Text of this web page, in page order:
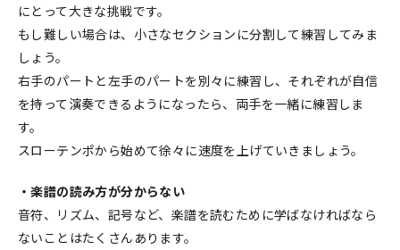
にとって大きな挑戦です。
もし難しい場合は、小さなセクションに分割して練習してみま
しょう。
右手のパートと左手のパートを別々に練習し、それぞれが自信
を持って演奏できるようになったら、両手を一緒に練習しま
す。
スローテンポから始めて徐々に速度を上げていきましょう。
・楽譜の読み方が分からない
音符、リズム、記号など、楽譜を読むために学ばなければなら
ないことはたくさんあります。